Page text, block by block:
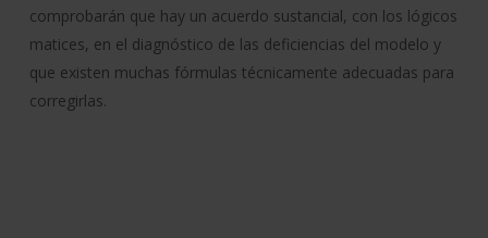
comprobarán que hay un acuerdo sustancial, con los lógicos
matices, en el diagnóstico de las deficiencias del modelo y
que existen muchas fórmulas técnicamente adecuadas para
corregirlas.